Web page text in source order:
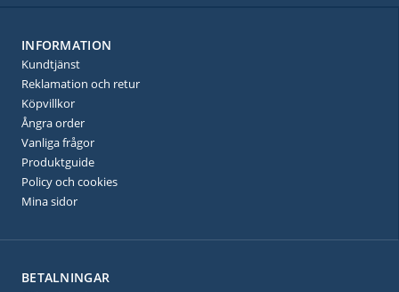
BETALNINGAR
INFORMATION
Kundtjänst
Reklamation och retur
Köpvillkor
Ångra order
Vanliga frågor
Produktguide
Policy och cookies
Mina sidor